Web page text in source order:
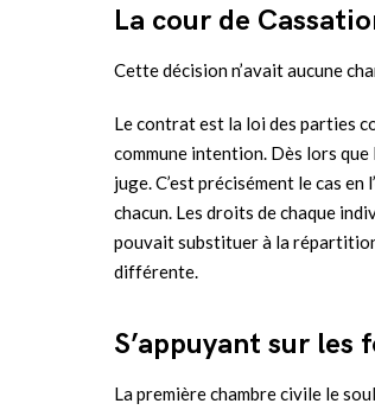
La cour de
Cette décision n’avait aucune
Le contrat est la loi des parties
commune intention. Dès lors
juge. C’est précisément le cas
chacun. Les droits de chaque
pouvait substituer à la
différente.
S’appuyant sur les
La première chambre civile le